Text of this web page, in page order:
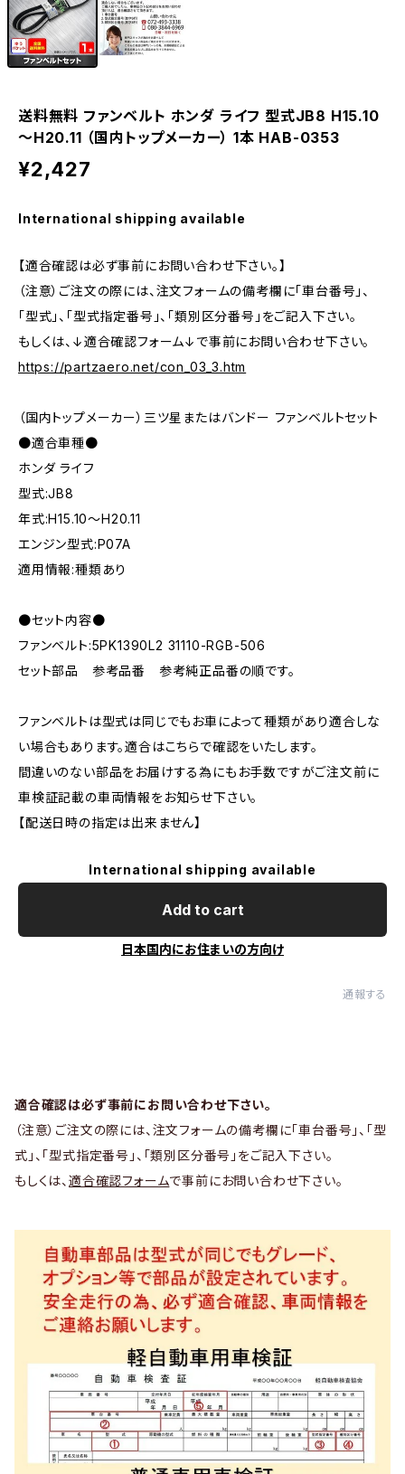
送料無料 ファンベルト ホンダ ライフ 型式JB8 H15.10
～H20.11 （国内トップメーカー） 1本 HAB-0353
¥2,427
International shipping available
【適合確認は必ず事前にお問い合わせ下さい。】
（注意）ご注文の際には、注文フォームの備考欄に「車台番号」、
「型式」、「型式指定番号」、「類別区分番号」をご記入下さい。
もしくは、↓適合確認フォーム↓で事前にお問い合わせ下さい。
https://partzaero.net/con_03_3.htm
（国内トップメーカー）三ツ星またはバンドー ファンベルトセット
●適合車種●
ホンダ ライフ
型式:JB8
年式:H15.10～H20.11
エンジン型式:P07A
適用情報:種類あり
●セット内容●
ファンベルト:5PK1390L2 31110-RGB-506
セット部品 参考品番 参考純正品番の順です。
ファンベルトは型式は同じでもお車によって種類があり適合しな
い場合もあります。適合はこちらで確認をいたします。
間違いのない部品をお届けする為にもお手数ですがご注文前に
車検証記載の車両情報をお知らせ下さい。
【配送日時の指定は出来ません】
International shipping available
Add to cart
日本国内にお住まいの方向け
通報する
適合確認は必ず事前にお問い合わせ下さい。
（注意）ご注文の際には、注文フォームの備考欄に「車台番号」、「型
式」、「型式指定番号」、「類別区分番号」をご記入下さい。
もしくは、 適合確認フォームで事前にお問い合わせ下さい。